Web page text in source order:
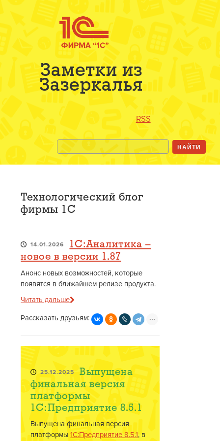
Заметки из
Зазеркалья
RSS
Технологический блог
фирмы 1С
14.01.2026
1С:Аналитика –
новое в версии 1.87
Анонс новых возможностей, которые
появятся в ближайшем релизе продукта.
Читать дальше
Рассказать друзьям:
25.12.2025 Выпущена
финальная версия
платформы
1С:Предприятие 8.5.1
Выпущена финальная версия
платформы1С:Предприятие 8.5.1, в